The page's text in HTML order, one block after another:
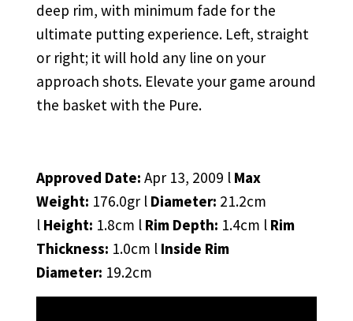
deep rim, with minimum fade for the
ultimate putting experience. Left, straight
or right; it will hold any line on your
approach shots. Elevate your game around
the basket with the Pure.
Approved Date: Apr 13, 2009 l Max
Weight: 176.0gr l Diameter: 21.2cm
l Height: 1.8cm l Rim Depth: 1.4cm l Rim
Thickness: 1.0cm l Inside Rim
Diameter: 19.2cm